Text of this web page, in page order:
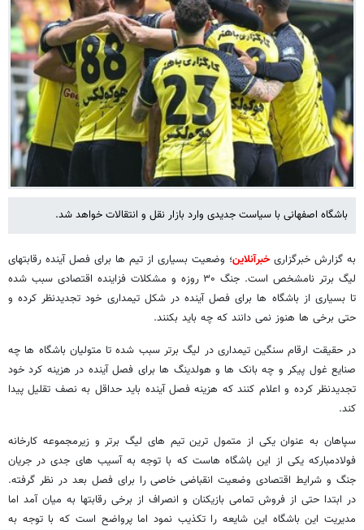
باشگاه اصفهانی با سیاست جدیدی وارد بازار نقل و انتقالات خواهد شد.
به گزارش خبرگزاریخبرآنلاین؛ وضعیت بسیاری از تیم ها برای فصل آینده رقابتهای
لیگ برتر نامشخص است. جنگ ۳۰ روزه و مشکلات فزاینده اقتصادی سبب شده
تا بسیاری از باشگاه ها برای فصل آینده در شکل تیمداری خود تجدیدنظر کرده و
حتی برخی ها هنوز نمی دانند که چه باید بکنند.
در حقیقت ارقام سنگین تیمداری در لیگ برتر سبب شده تا متولیان باشگاه ها چه
صنایع غول پیکر و چه بانک ها و هولدینگ ها برای فصل آینده در هزینه کرد خود
تجدیدنظر کرده و اعلام کنند که هزینه فصل آینده باید حداقل به نصف تقلیل پیدا
کند.
سپاهان به عنوان یکی از متمول ترین تیم های لیگ برتر و زیرمجموعه کارخانه
فولادمبارکه یکی از این باشگاه هاست که با توجه به آسیب های جدی در جریان
جنگ و شرایط اقتصادی وضعیت انقباضی خاصی را برای فصل بعد در نظر گرفته.
در ابتدا حتی از فروش تمامی بازیکنان و انصراف از برخی رقابتها به میان آمد اما
مدیریت این باشگاه این شایعه را تکذیب نمود اما پرواضح است که با توجه به